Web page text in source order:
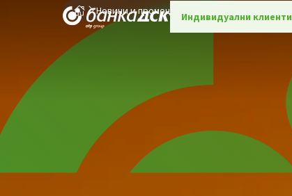
Индивидуални клиенти
Новини и промоции